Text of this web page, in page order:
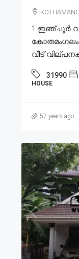
1.ഇഞ്ചൂർ
കോതമംഗലം
വീട്
31990
HOUSE
57 years ago